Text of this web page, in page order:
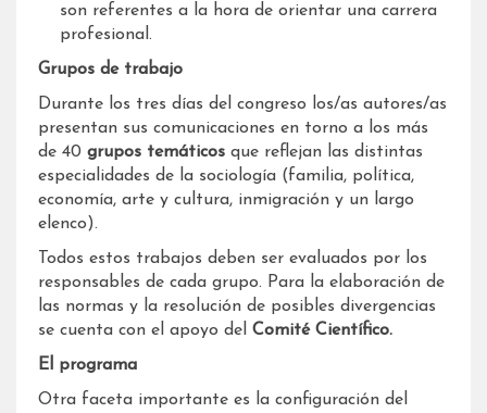
son referentes a la hora de orientar una carrera
profesional.
Grupos de trabajo
Durante los tres días del congreso los/as autores/as
presentan sus comunicaciones en torno a los más
de 40 grupos temáticos que reflejan las distintas
especialidades de la sociología (familia, política,
economía, arte y cultura, inmigración y un largo
elenco).
Todos estos trabajos deben ser evaluados por los
responsables de cada grupo. Para la elaboración de
las normas y la resolución de posibles divergencias
se cuenta con el apoyo del Comité Científico.
El programa
Otra faceta importante es la configuración del